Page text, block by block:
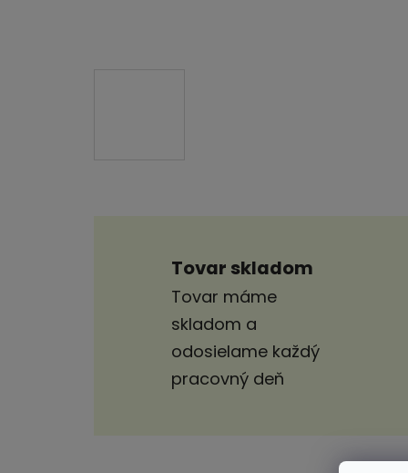
Tovar skladom
Tovar máme
skladom a
odosielame každý
pracovný deň